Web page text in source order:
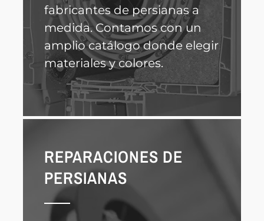
fabricantes de persianas a
medida. Contamos con un
amplio catálogo donde elegir
materiales y colores.
REPARACIONES DE
PERSIANAS